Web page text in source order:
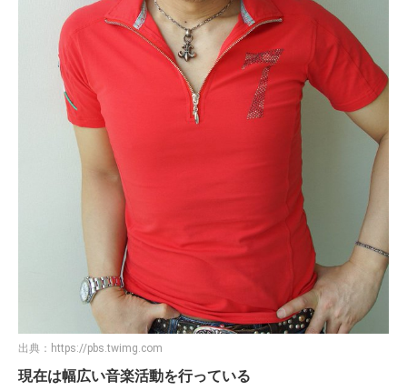
出典： https://pbs.twimg.com
現在は幅広い音楽活動を行っている